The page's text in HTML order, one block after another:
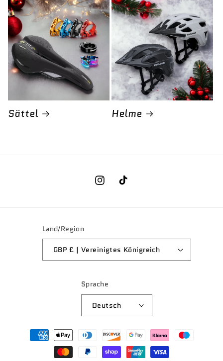
Sättel Helme
InstagramTikTok
Land/Region
GBP £ | Vereinigtes Königreich
Sprache
Deutsch
Zahlungsmethoden